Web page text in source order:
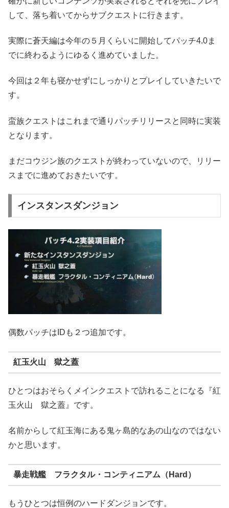
して、落ち着いてからサブクエストに行きます。
実際に蒼天編は今年の５月くらいに開始してパッチ4.0ま
でに終わるようにゆるく進めていました。
今回は２年も寝かせずにしっかりとプレイしていきたいで
す。
蛮族クエストはこれまで通りパッチリリースと同時に実装
となります。
まだコウジン族のクエストが終わっていないので、リリー
スまでに進めておきたいです。
インスタンスダンジョン
偶数パッチはIDも２つ追加です。
紅玉火山 獄之蓋
ひとつはおそらくメインクエストで訪れることになる『紅
玉火山 獄之蓋』です。
名前からして紅玉海にある鬼ヶ島的なあの山なのではない
かと思います。
暴走戦艦 フラクタル・コンティニアム（Hard）
もうひとつは恒例のハードダンジョンです。